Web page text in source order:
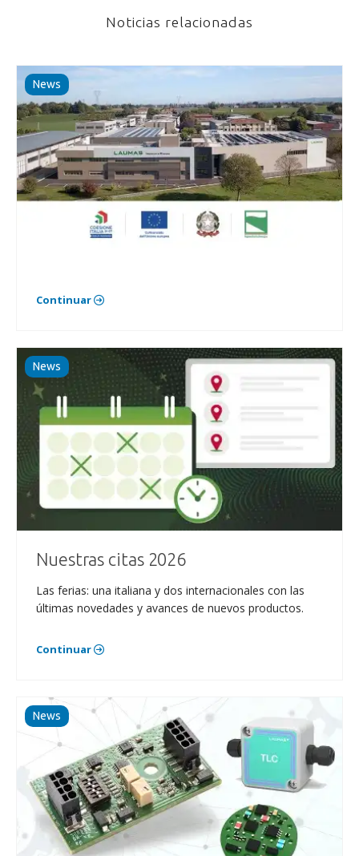
Noticias relacionadas
News
Continuar
News
Nuestras citas 2026
Las ferias: una italiana y dos internacionales con las
últimas novedades y avances de nuevos productos.
Continuar
News